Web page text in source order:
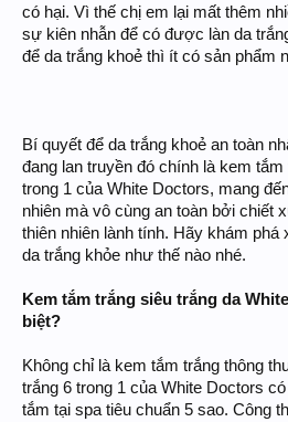
có hại. Vì thế chị em lại mất thêm
sự kiên nhẫn để có được làn da
để da trắng khoẻ thì ít có sản phẩm
Bí quyết để da trắng khoẻ an toàn
đang lan truyền đó chính là kem
trong 1 của White Doctors, mang
nhiên mà vô cùng an toàn bởi chiết
thiên nhiên lành tính. Hãy khám phá
da trắng khỏe như thế nào nhé.
Kem tắm trắng siêu trắng da
biệt?
Không chỉ là kem tắm trắng thông
trắng 6 trong 1 của White Doctors
tắm tại spa tiêu chuẩn 5 sao. Công